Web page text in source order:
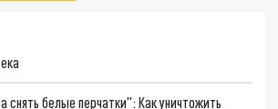
снять белые перчатки": Как уничтожить